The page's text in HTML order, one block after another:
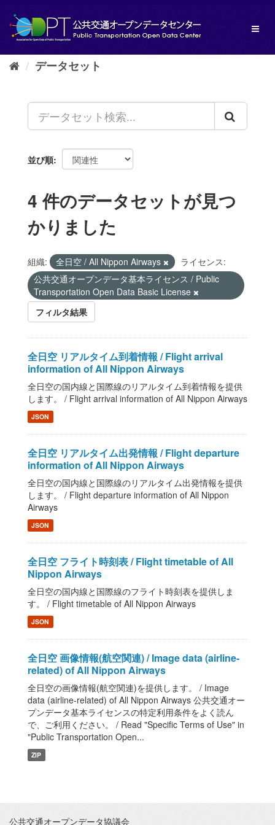
し
データセット
並び順
4 件のデータセットが見つ
かりました
組織: 全日空 / All Nippon Airways
ライセンス:
公共交通オープンデータ基本ライセンス / Public
Transportation Open Data Basic License
フィルタ結果
全日空 リアルタイム到着情報 / Flight arrival
information of All Nippon Airways
全日空の国内線と国際線のリアルタイム到着情報を提供
します。 / Flight arrival information of All Nippon Airways
JSON
全日空 リアルタイム出発情報 / Flight departure
information of All Nippon Airways
全日空の国内線と国際線のリアルタイム出発情報を提供
します。 / Flight departure information of All Nippon
Airways
JSON
全日空 フライト時刻表 / Flight timetable of All
Nippon Airways
全日空の国内線と国際線のフライト時刻表を提供しま
す。 / Flight timetable of All Nippon Airways
JSON
全日空 画像情報(航空関連) / Image data (airline-
related) of All Nippon Airways
全日空の画像情報(航空関連)を提供します。 / Image
data (airline-related) of All Nippon Airways 公共交通オー
プンデータ基本ライセンスの特定利用条件をよく読ん
で、ご利用ください。 / Read "Specific Terms of Use" in
"Public Transportation Open...
ZIP
公共交通オープンデータ協議会